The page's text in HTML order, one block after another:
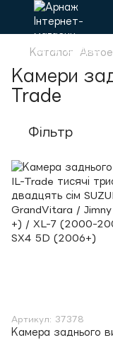
Каталог
Камери
Trade
Фільтр
Артикул: 37378
Камера заднього